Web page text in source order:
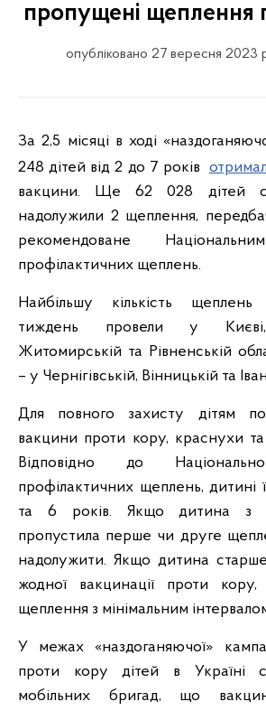
пропущені щеплення
опубліковано 27 вересня 2023
За 2,5 місяці в ході
248 дітей від 2 до 7 років
вакцини. Ще 62 028 дітей
надолужили 2 щеплення,
рекомендоване
профілактичних щеплень.
Найбільшу кількість
тиждень провели у Києві,
Житомирській та Рівненській
– у Чернігівській, Вінницькій та
Для повного захисту дітям
вакцини проти кору, краснухи
Відповідно до
профілактичних щеплень, дитині
та 6 років. Якщо дитина з
пропустила перше чи друге
надолужити. Якщо дитина
жодної вакцинації проти
щеплення з мінімальним
У межах «наздоганяючої»
проти кору дітей в Україні
мобільних бригад, що